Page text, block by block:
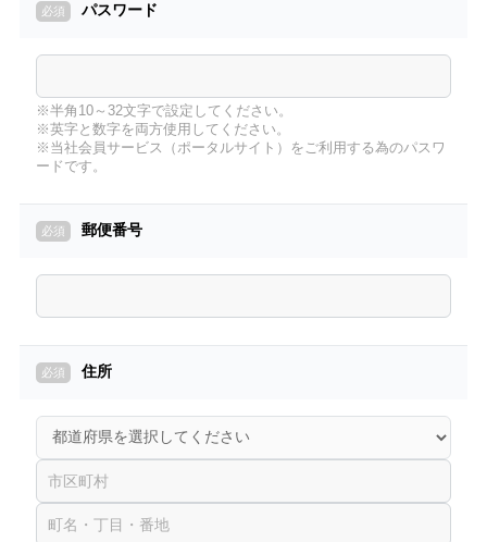
パスワード
※半角10～32文字で設定してください。
※英字と数字を両方使用してください。
※当社会員サービス（ポータルサイト）をご利用する為のパスワ
ードです。
郵便番号
住所